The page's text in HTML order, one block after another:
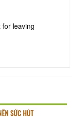
for leaving
SỨC HÚT